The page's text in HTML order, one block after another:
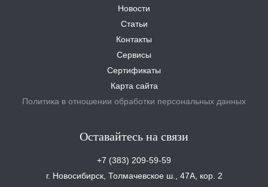
Новости
Статьи
Контакты
Сервисы
Сертификаты
Карта сайта
Политика в отношении обработки персональных данных
Оставайтесь на связи
+7 (383) 209-59-59
г. Новосибирск, Толмачевское ш., 47А, кор. 2